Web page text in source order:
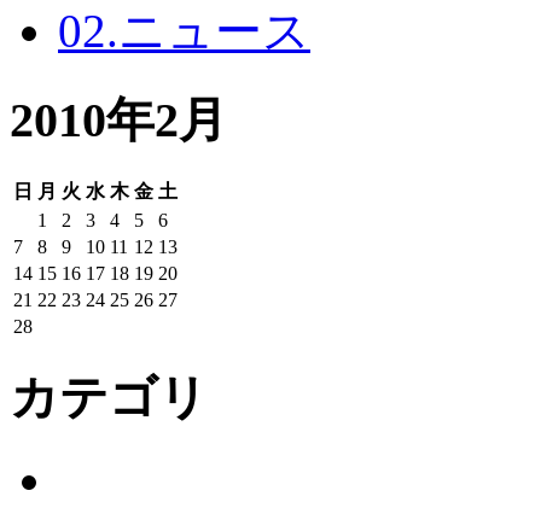
02.ニュース
2010年2月
日 月 火 水 木 金 土
1
2 3 4 5
6
7
8 9 10 11 12 13
14 15 16 17 18 19 20
21 22 23 24 25 26 27
28
カテゴリ